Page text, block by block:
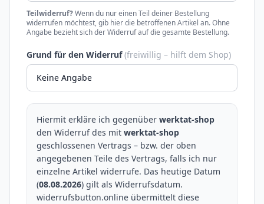
Teilwiderruf?Wenn du nur einen Teil deiner Bestellung
widerrufen möchtest, gib hier die betroffenen Artikel an. Ohne
Angabe bezieht sich der Widerruf auf die gesamte Bestellung.
Grund für den Widerruf(freiwillig – hilft dem Shop)
Hiermit erkläre ich gegenüber werktat-shop
den Widerruf des mit werktat-shop
geschlossenen Vertrags – bzw. der oben
angegebenen Teile des Vertrags, falls ich nur
einzelne Artikel widerrufe. Das heutige Datum
(08.08.2026) gilt als Widerrufsdatum.
widerrufsbutton.online übermittelt diese